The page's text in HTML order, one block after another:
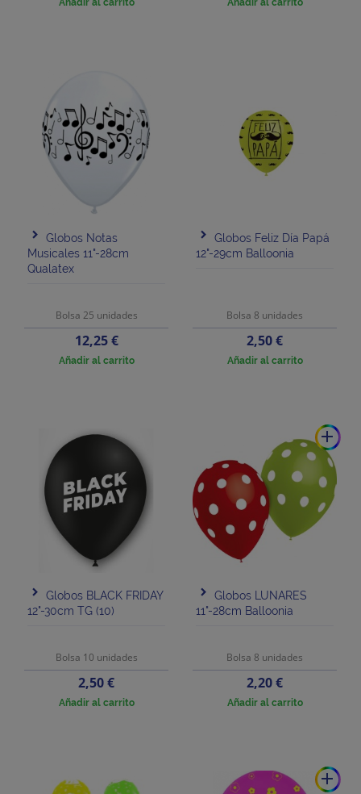
Añadir al carrito Añadir al carrito
Globos Notas
Musicales 11"-28cm
Qualatex
Bolsa 25 unidades
Precio
12,25 €
Añadir al carrito
Globos Feliz Día Papá
12"-29cm Balloonia
Bolsa 8 unidades
Precio
2,50 €
Añadir al carrito
Globos BLACK FRIDAY
12"-30cm TG (10)
Bolsa 10 unidades
Precio
2,50 €
Añadir al carrito
add
Globos LUNARES
11"-28cm Balloonia
Bolsa 8 unidades
Precio
2,20 €
Añadir al carrito
add